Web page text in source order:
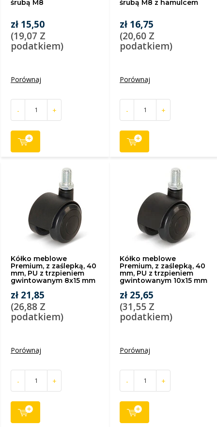
śrubą M8
zł 15,50
(19,07 Z
podatkiem)
Porównaj
- +
śrubą M8 z hamulcem
zł 16,75
(20,60 Z
podatkiem)
Porównaj
- +
Kółko meblowe
Premium, z zaślepką, 40
mm, PU z trzpieniem
gwintowanym 8x15 mm
zł 21,85
(26,88 Z
podatkiem)
Porównaj
- +
Kółko meblowe
Premium, z zaślepką, 40
mm, PU z trzpieniem
gwintowanym 10x15 mm
zł 25,65
(31,55 Z
podatkiem)
Porównaj
- +